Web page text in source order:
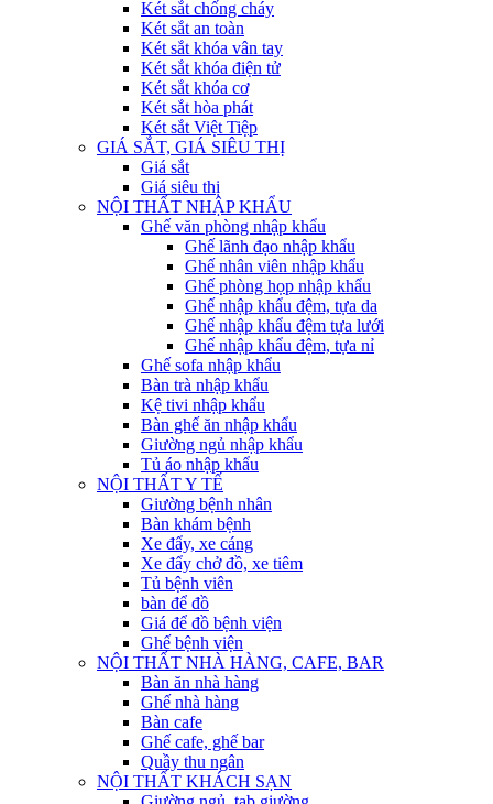
Két sắt chống cháy
Két sắt an toàn
Két sắt khóa vân tay
Két sắt khóa điện tử
Két sắt khóa cơ
Két sắt hòa phát
Két sắt Việt Tiệp
GIÁ SẮT, GIÁ SIÊU THỊ
Giá sắt
Giá siêu thị
NỘI THẤT NHẬP KHẨU
Ghế văn phòng nhập khẩu
Ghế lãnh đạo nhập khẩu
Ghế nhân viên nhập khẩu
Ghế phòng họp nhập khẩu
Ghế nhập khẩu đệm, tựa da
Ghế nhập khẩu đệm tựa lưới
Ghế nhập khẩu đệm, tựa nỉ
Ghế sofa nhập khẩu
Bàn trà nhập khẩu
Kệ tivi nhập khẩu
Bàn ghế ăn nhập khẩu
Giường ngủ nhập khẩu
Tủ áo nhập khẩu
NỘI THẤT Y TẾ
Giường bệnh nhân
Bàn khám bệnh
Xe đẩy, xe cáng
Xe đẩy chở đồ, xe tiêm
Tủ bệnh viên
bàn để đồ
Giá để đồ bệnh viện
Ghế bệnh viện
NỘI THẤT NHÀ HÀNG, CAFE, BAR
Bàn ăn nhà hàng
Ghế nhà hàng
Bàn cafe
Ghế cafe, ghế bar
Quầy thu ngân
NỘI THẤT KHÁCH SẠN